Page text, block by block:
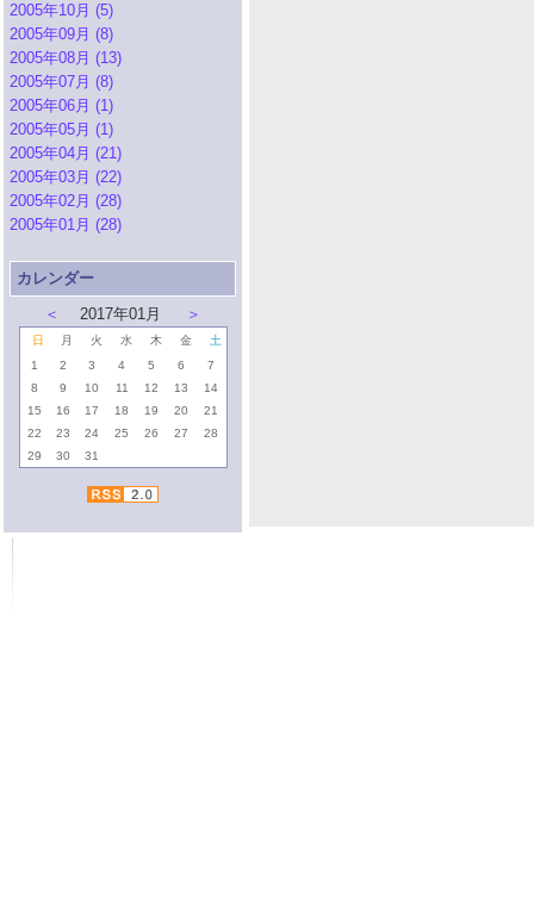
2005年10月 (5)
2005年09月 (8)
2005年08月 (13)
2005年07月 (8)
2005年06月 (1)
2005年05月 (1)
2005年04月 (21)
2005年03月 (22)
2005年02月 (28)
2005年01月 (28)
カレンダー
＜
2017年01月 ＞
日 月 火 水 木 金
土
1
2 3 4 5 6
7
8
9 10 11 12 13
14
15
16 17 18 19 20
21
22
23 24 25 26 27
28
29
30 31